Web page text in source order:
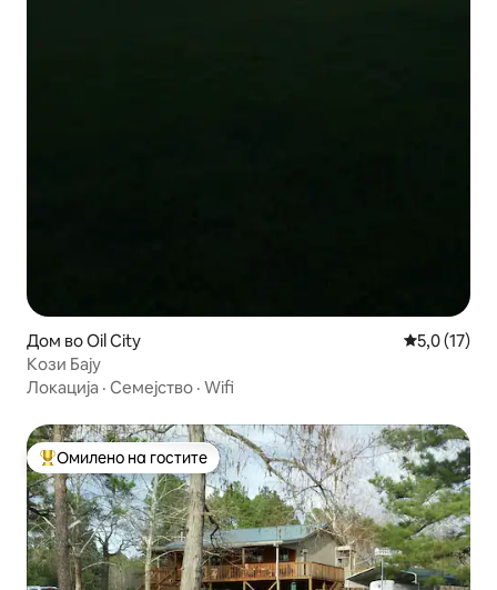
Дом во Oil City Просечна
5,0 (17)
Кози Бају
Локација · Семејство · Wifi
Меѓу најуспешните „Омилени на гостите“
Омилено на гостите